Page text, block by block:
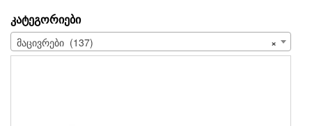
ᲙᲐᲢᲔᲒᲝᲠᲘᲔᲑᲘ
×
მაცივრები (137)